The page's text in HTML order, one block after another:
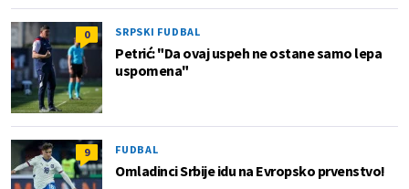
0 SRPSKI FUDBAL
Petrić: "Da ovaj uspeh ne ostane samo lepa
uspomena"
9 FUDBAL
Omladinci Srbije idu na Evropsko prvenstvo!